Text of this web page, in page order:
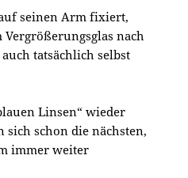
seinen Arm fixiert,
nach
tatsächlich selbst
Linsen“ wieder
schon die nächsten,
immer weiter